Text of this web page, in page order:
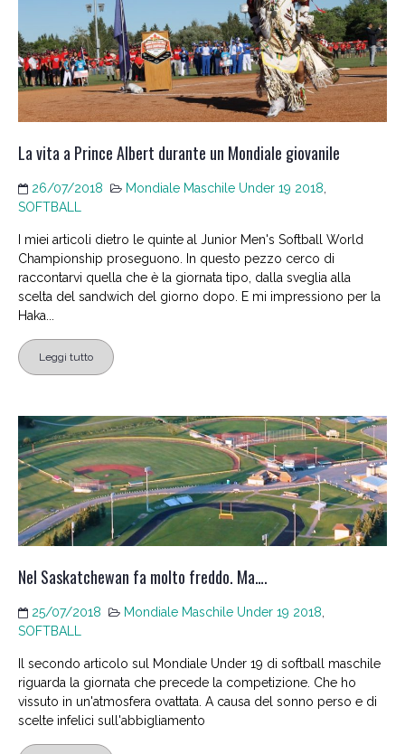
La vita a Prince Albert durante un Mondiale giovanile
26/07/2018 Mondiale Maschile Under 19 2018
SOFTBALL
I miei articoli dietro le quinte al Junior Men's Softball World
Championship proseguono. In questo pezzo cerco di
raccontarvi quella che è la giornata tipo, dalla sveglia alla
scelta del sandwich del giorno dopo. E mi impressiono per la
Haka...
Leggi tutto
Nel Saskatchewan fa molto freddo. Ma….
25/07/2018 Mondiale Maschile Under 19 2018
SOFTBALL
Il secondo articolo sul Mondiale Under 19 di softball maschile
riguarda la giornata che precede la competizione. Che ho
vissuto in un'atmosfera ovattata. A causa del sonno perso e di
scelte infelici sull'abbigliamento